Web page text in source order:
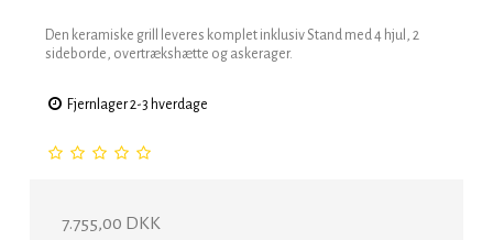
Den keramiske grill leveres komplet inklusiv Stand med 4 hjul, 2
sideborde, overtrækshætte og askerager.
Fjernlager 2-3 hverdage
7.755,00 DKK